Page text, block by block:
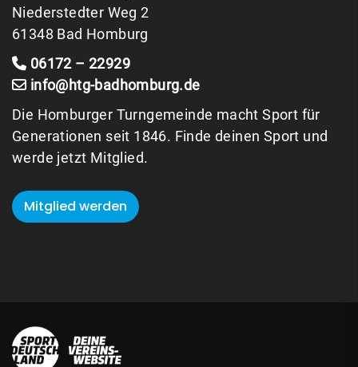
Niederstedter Weg 2
61348 Bad Homburg
06172 – 22929
info@htg-badhomburg.de
Die Homburger Turngemeinde macht Sport für
Generationen seit 1846. Finde deinen Sport und
werde jetzt Mitglied.
Mitglied werden